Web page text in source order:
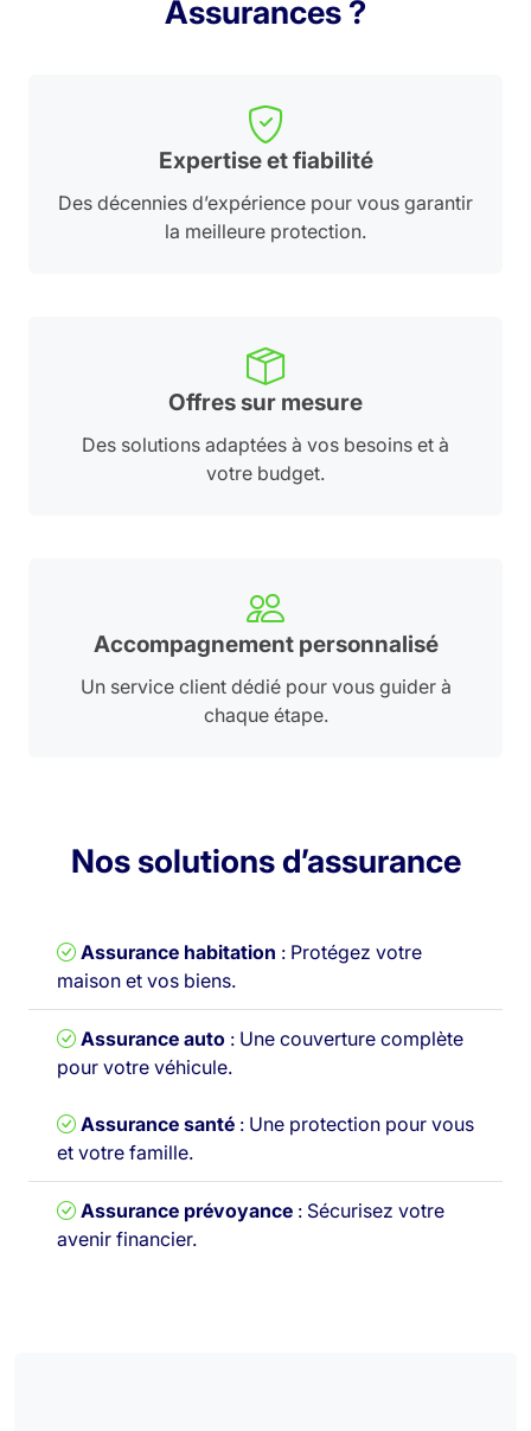
Assurances ?
Expertise et fiabilité
Des décennies d’expérience pour vous garantir
la meilleure protection.
Offres sur mesure
Des solutions adaptées à vos besoins et à
votre budget.
Accompagnement personnalisé
Un service client dédié pour vous guider à
chaque étape.
Nos solutions d’assurance
Assurance habitation : Protégez votre
maison et vos biens.
Assurance auto : Une couverture complète
pour votre véhicule.
Assurance santé : Une protection pour vous
et votre famille.
Assurance prévoyance : Sécurisez votre
avenir financier.